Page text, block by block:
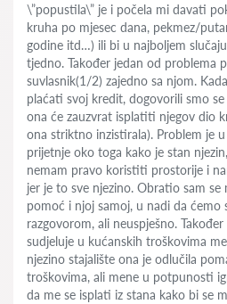
\”popustila\” je i počela mi davati
kruha po mjesec dana, pekmez/
godine itd…) ili bi u najboljem
tjedno. Također jedan od problema
suvlasnik(1/2) zajedno sa njom.
plaćati svoj kredit, dogovorili smo
ona će zauzvrat isplatiti njegov dio
ona striktno inzistirala). Problem je
prijetnje oko toga kako je stan
nemam pravo koristiti prostorije i
jer je to sve njezino. Obratio sam
pomoć i njoj samoj, u nadi da ćemo
razgovorom, ali neuspješno.
sudjeluje u kućanskih troškovima
njezino stajalište ona je odlučila
troškovima, ali mene u potpunosti
da me se isplati iz stana kako bi se